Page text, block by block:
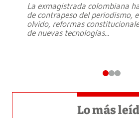
La exmagistrada colombiana
de contrapeso del periodismo,
olvido, reformas
de nuevas tecnologías...
Lo más